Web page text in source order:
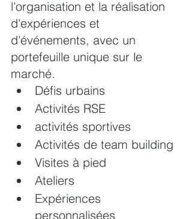
l'organisation et la réalisation
d'expériences et
d'événements, avec un
portefeuille unique sur le
marché.
Défis urbains
Activités RSE
activités sportives
Activités de team building
Visites à pied
Ateliers
Expériences
personnalisées